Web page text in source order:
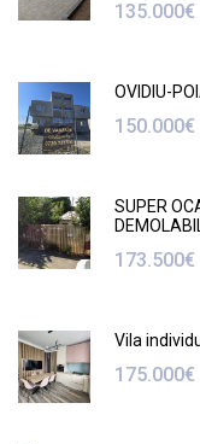
135.000€
OVIDIU-
150.000€
SUPER
173.500€
Vila
175.000€